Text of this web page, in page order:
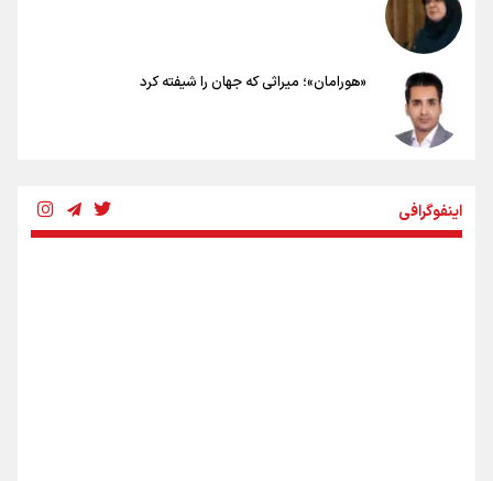
«هورامان»؛ میراثی که جهان را شیفته کرد
اینفوگرافی